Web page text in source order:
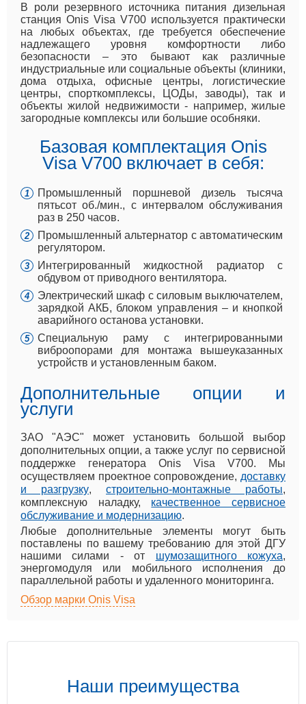
В роли резервного источника питания дизельная
станция Onis Visa V700 используется практически
на любых объектах, где требуется обеспечение
надлежащего уровня комфортности либо
безопасности – это бывают как различные
индустриальные или социальные объекты (клиники,
дома отдыха, офисные центры, логистические
центры, спорткомплексы, ЦОДы, заводы), так и
объекты жилой недвижимости - например, жилые
загородные комплексы или большие особняки.
Базовая комплектация Onis
Visa V700 включает в себя:
Промышленный поршневой дизель тысяча
пятьсот об./мин., с интервалом обслуживания
раз в 250 часов.
Промышленный альтернатор с автоматическим
регулятором.
Интегрированный жидкостной радиатор с
обдувом от приводного вентилятора.
Электрический шкаф с силовым выключателем,
зарядкой АКБ, блоком управления – и кнопкой
аварийного останова установки.
Специальную раму с интегрированными
виброопорами для монтажа вышеуказанных
устройств и установленным баком.
Дополнительные опции и
услуги
ЗАО "АЭС" может установить большой выбор
дополнительных опции, а также услуг по сервисной
поддержке генератора Onis Visa V700. Мы
осуществляем проектное сопровождение, доставку
и разгрузку, строительно-монтажные работы,
комплексную наладку, качественное сервисное
обслуживание и модернизацию.
Любые дополнительные элементы могут быть
поставлены по вашему требованию для этой ДГУ
нашими силами - от шумозащитного кожуха,
энергомодуля или мобильного исполнения до
параллельной работы и удаленного мониторинга.
Обзор марки Onis Visa
Наши преимущества